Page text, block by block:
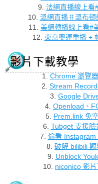
9. 法網直播線上看
10. 溫網直播＃溫布
11. 美網轉播線上看#
12. 東京奧運重播 +
影片下載教學
1. Chrome 瀏覽
2. Stream
3. Google
4. Openload、
5. Prem.link 免
6. Tubget 支援
7. 偷看 Instagram
8. 破解 bilibili
9. Unblock
10. niconico 影